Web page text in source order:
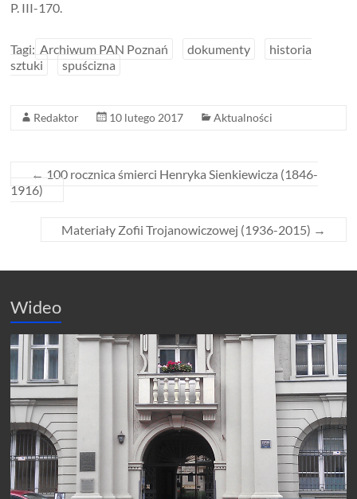
P. III-170.
Tagi: Archiwum PAN Poznań dokumenty
historia
sztuki
spuścizna
Redaktor 10 lutego 2017 Aktualności
← 100 rocznica śmierci Henryka Sienkiewicza (1846-
1916)
Materiały Zofii Trojanowiczowej (1936-2015) →
Wideo